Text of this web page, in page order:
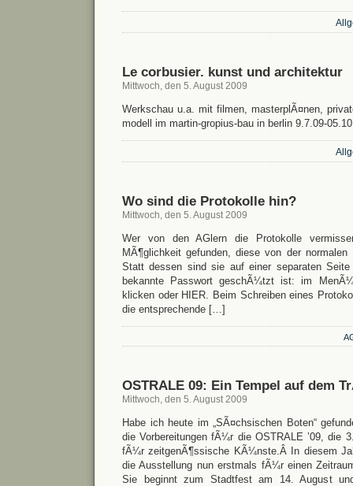
Le corbusier. kunst und architektur
Mittwoch, den 5. August 2009
Werkschau u.a. mit filmen, masterplÃ¤nen,
modell im martin-gropius-bau in berlin 9.7.09-
Wo sind die Protokolle hin?
Mittwoch, den 5. August 2009
Wer von den AGlern die Protokolle
MÃ¶glichkeit gefunden, diese von der
Statt dessen sind sie auf einer separaten
bekannte Passwort geschÃ¼tzt ist: im
klicken oder HIER. Beim Schreiben eines
die entsprechende […]
OSTRALE 09: Ein Tempel auf dem
Mittwoch, den 5. August 2009
Habe ich heute im „SÃ¤chsischen Boten“
die Vorbereitungen fÃ¼r die OSTRALE ’09, die
fÃ¼r zeitgenÃ¶ssische KÃ¼nste.Â In diesem
die Ausstellung nun erstmals fÃ¼r einen
Sie beginnt zum Stadtfest am 14. August